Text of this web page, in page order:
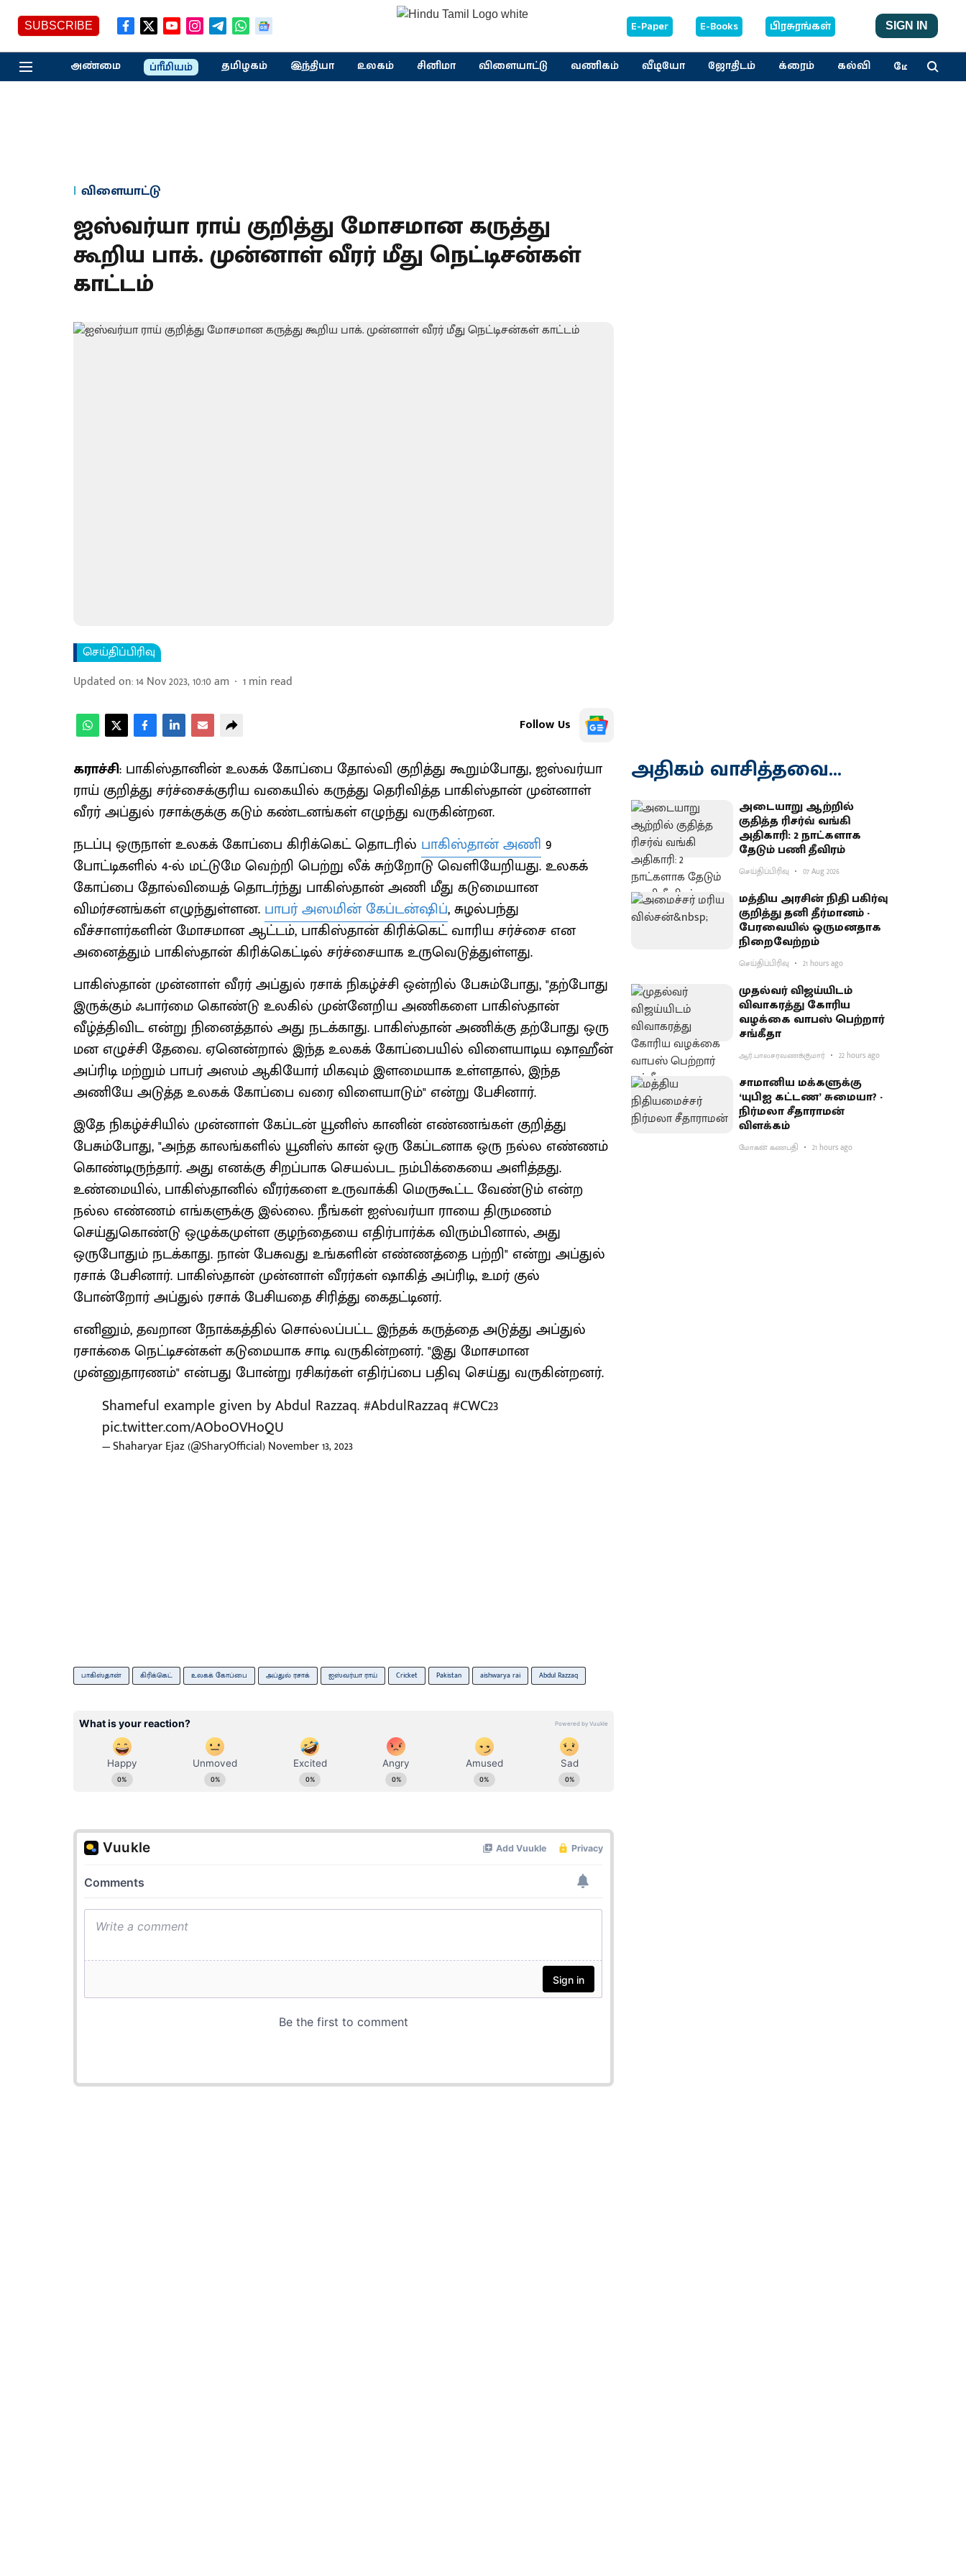
SUBSCRIBE E-Paper E-Books பிரசுரங்கள் SIGN IN
அண்மை ப்ரீமியம் தமிழகம் இந்தியா உலகம் சினிமா விளையாட்டு வணிகம் வீடியோ ஜோதிடம் க்ரைம் கல்வி மேலும்
விளையாட்டு
ஐஸ்வர்யா ராய் குறித்து மோசமான கருத்து
கூறிய பாக். முன்னாள் வீரர் மீது நெட்டிசன்கள்
காட்டம்
செய்திப்பிரிவு
Updated on:14 Nov 2023, 10:10 am 1min read
Follow Us
கராச்சி: பாகிஸ்தானின் உலகக் கோப்பை தோல்வி குறித்து கூறும்போது, ஐஸ்வர்யா
ராய் குறித்து சர்ச்சைக்குரிய வகையில் கருத்து தெரிவித்த பாகிஸ்தான் முன்னாள்
வீரர் அப்துல் ரசாக்குக்கு கடும் கண்டனங்கள் எழுந்து வருகின்றன.
நடப்பு ஒருநாள் உலகக் கோப்பை கிரிக்கெட் தொடரில் பாகிஸ்தான் அணி 9
போட்டிகளில் 4-ல் மட்டுமே வெற்றி பெற்று லீக் சுற்றோடு வெளியேறியது. உலகக்
கோப்பை தோல்வியைத் தொடர்ந்து பாகிஸ்தான் அணி மீது கடுமையான
விமர்சனங்கள் எழுந்துள்ளன. பாபர் அஸமின் கேப்டன்ஷிப், சுழல்பந்து
வீச்சாளர்களின் மோசமான ஆட்டம், பாகிஸ்தான் கிரிக்கெட் வாரிய சர்ச்சை என
அனைத்தும் பாகிஸ்தான் கிரிக்கெட்டில் சர்ச்சையாக உருவெடுத்துள்ளது.
பாகிஸ்தான் முன்னாள் வீரர் அப்துல் ரசாக் நிகழ்ச்சி ஒன்றில் பேசும்போது, "தற்போது
இருக்கும் ஃபார்மை கொண்டு உலகில் முன்னேறிய அணிகளை பாகிஸ்தான்
வீழ்த்திவிட என்று நினைத்தால் அது நடக்காது. பாகிஸ்தான் அணிக்கு தற்போது ஒரு
மன எழுச்சி தேவை. ஏனென்றால் இந்த உலகக் கோப்பையில் விளையாடிய ஷாஹீன்
அப்ரிடி மற்றும் பாபர் அஸம் ஆகியோர் மிகவும் இளமையாக உள்ளதால், இந்த
அணியே அடுத்த உலகக் கோப்பை வரை விளையாடும்" என்று பேசினார்.
இதே நிகழ்ச்சியில் முன்னாள் கேப்டன் யூனிஸ் கானின் எண்ணங்கள் குறித்து
பேசும்போது, "அந்த காலங்களில் யூனிஸ் கான் ஒரு கேப்டனாக ஒரு நல்ல எண்ணம்
கொண்டிருந்தார். அது எனக்கு சிறப்பாக செயல்பட நம்பிக்கையை அளித்தது.
உண்மையில், பாகிஸ்தானில் வீரர்களை உருவாக்கி மெருகூட்ட வேண்டும் என்ற
நல்ல எண்ணம் எங்களுக்கு இல்லை. நீங்கள் ஐஸ்வர்யா ராயை திருமணம்
செய்துகொண்டு ஒழுக்கமுள்ள குழந்தையை எதிர்பார்க்க விரும்பினால், அது
ஒருபோதும் நடக்காது. நான் பேசுவது உங்களின் எண்ணத்தை பற்றி" என்று அப்துல்
ரசாக் பேசினார். பாகிஸ்தான் முன்னாள் வீரர்கள் ஷாகித் அப்ரிடி, உமர் குல்
போன்றோர் அப்துல் ரசாக் பேசியதை சிரித்து கைதட்டினர்.
எனினும், தவறான நோக்கத்தில் சொல்லப்பட்ட இந்தக் கருத்தை அடுத்து அப்துல்
ரசாக்கை நெட்டிசன்கள் கடுமையாக சாடி வருகின்றனர். "இது மோசமான
முன்னுதாரணம்" என்பது போன்று ரசிகர்கள் எதிர்ப்பை பதிவு செய்து வருகின்றனர்.
Shameful example given by Abdul Razzaq.#AbdulRazzaq #CWC23
pic.twitter.com/AOboOVHoQU
— Shaharyar Ejaz (@SharyOfficial)November 13, 2023
பாகிஸ்தான் கிரிக்கெட் உலகக் கோப்பை அப்துல் ரசாக் ஐஸ்வர்யா ராய் Cricket Pakistan aishwarya rai Abdul Razzaq
அதிகம் வாசித்தவை...
அடையாறு ஆற்றில்
குதித்த ரிசர்வ் வங்கி
அதிகாரி: 2 நாட்களாக
தேடும் பணி தீவிரம்
செய்திப்பிரிவு 07 Aug 2026
மத்திய அரசின் நிதி பகிர்வு
குறித்து தனி தீர்மானம் -
பேரவையில் ஒருமனதாக
நிறைவேற்றம்
செய்திப்பிரிவு 21 hours ago
முதல்வர் விஜய்யிடம்
விவாகரத்து கோரிய
வழக்கை வாபஸ் பெற்றார்
சங்கீதா
ஆர்.பாலசரவணக்குமார் 22 hours ago
சாமானிய மக்களுக்கு
‘யுபிஐ கட்டண’ சுமையா? -
நிர்மலா சீதாராமன்
விளக்கம்
மோகன் கணபதி 21 hours ago